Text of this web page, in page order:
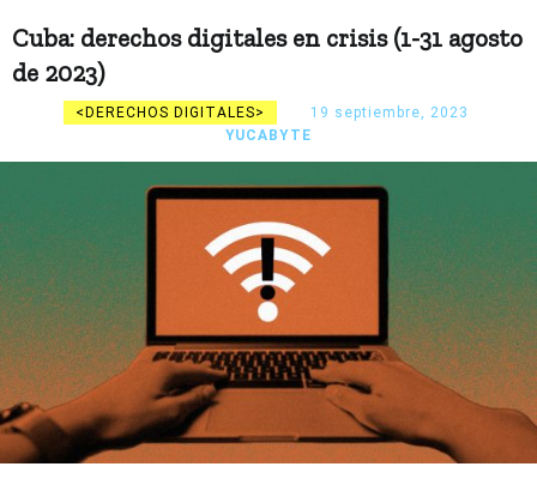
Cuba: derechos digitales en crisis (1-31 agosto
de 2023)
DERECHOS DIGITALES
19 septiembre, 2023
YUCABYTE